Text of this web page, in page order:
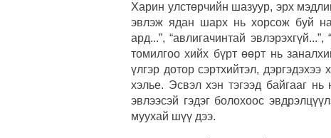
Харин улстөрчийн шазуур, эрх
эвлэж ядан шарх нь хорсож буй
ард...”, “авлигачинтай
томилгоо хийх бүрт өөрт нь
үлгэр дотор сэртхийтэл,
хэлье. Эсвэл хэн тэгээд байгааг
эвлээсэй гэдэг болохоос
муухай шүү дээ.